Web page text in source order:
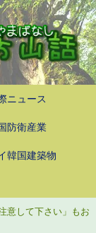
ニュース
防衛産業
韓国建築物
意して下さい」もお